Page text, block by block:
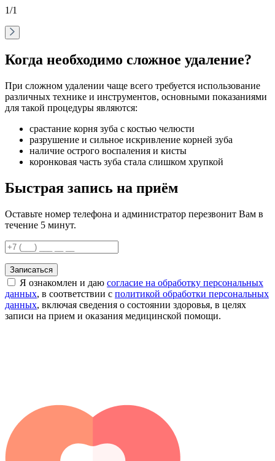
1/1
Когда необходимо сложное удаление?
При сложном удалении чаще всего требуется использование
различных технике и инструментов, основными показаниями
для такой процедуры являются:
срастание корня зуба с костью челюсти
разрушение и сильное искривление корней зуба
наличие острого воспаления и кисты
коронковая часть зуба стала слишком хрупкой
Быстрая запись на приём
Оставьте номер телефона и администратор перезвонит Вам в
течение 5 минут.
Записаться
Я ознакомлен и даю согласие на обработку персональных
данных, в соответствии с политикой обработки персональных
данных, включая сведения о состоянии здоровья, в целях
записи на прием и оказания медицинской помощи.